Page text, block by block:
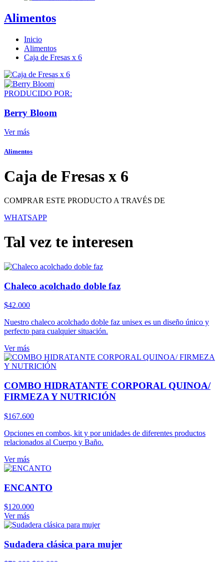
Alimentos
Inicio
Alimentos
Caja de Fresas x 6
PRODUCIDO POR:
Berry Bloom
Ver más
Alimentos
Caja de Fresas x 6
COMPRAR ESTE PRODUCTO A TRAVÉS DE
WHATSAPP
Tal vez te interesen
Chaleco acolchado doble faz
$42.000
Nuestro chaleco acolchado doble faz unisex es un diseño único y
perfecto para cualquier situación.
Ver más
COMBO HIDRATANTE CORPORAL QUINOA/
FIRMEZA Y NUTRICIÓN
$167.600
Opciones en combos, kit y por unidades de diferentes productos
relacionados al Cuerpo y Baño.
Ver más
ENCANTO
$120.000
Ver más
Sudadera clásica para mujer